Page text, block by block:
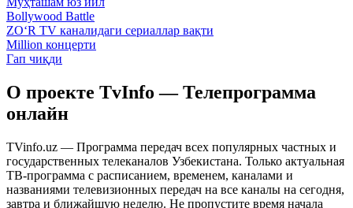
Bollywood Battle
ZO‘R TV каналидаги сериаллар вақти
Million концерти
Гап чиқди
О проекте TvInfo — Телепрограмма
онлайн
TVinfo.uz — Программа передач всех популярных частных и
государственных телеканалов Узбекистана. Только актуальная
ТВ-программа с расписанием, временем, каналами и
названиями телевизионных передач на все каналы на сегодня,
завтра и ближайшую неделю. Не пропустите время начала